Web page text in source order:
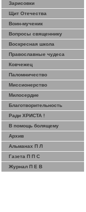
Зарисовки
Щит Отечества
Воин-мученик
Вопросы священнику
Воскресная школа
Православные чудеса
Ковчежец
Паломничество
Миссионерство
Милосердие
Благотворительность
Ради ХРИСТА !
В помощь болящему
Архив
Альманах П Л
Газета П П С
Журнал П Е В